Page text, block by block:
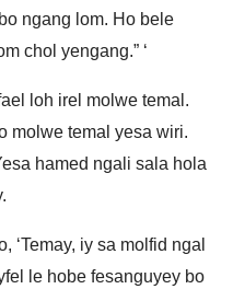
ngang lom. Ho bele
chol yengang.” ‘
loh irel molwe temal.
molwe temal yesa wiri.
hamed ngali sala hola
‘Temay, iy sa molfid ngal
le hobe fesanguyey bo